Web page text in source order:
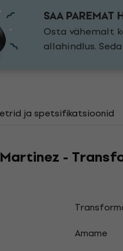
SAA PAREMAT
Osta vähemalt
allahindlus.
ja spetsifikatsioonid
-
Amame